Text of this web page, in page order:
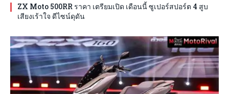
ZX Moto 500RR ราคา เตรียมเปิด เดือนนี้ ซูเปอร์สปอร์ต 4 สูบ
เสียงเร้าใจ ดีไซน์ดุดัน